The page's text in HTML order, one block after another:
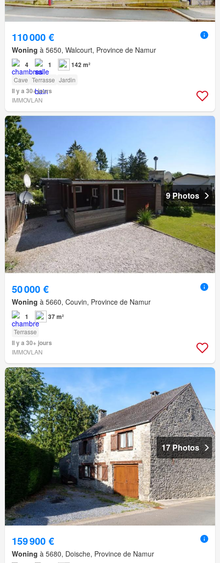
110 000 €
Woning à 5650, Walcourt, Province de Namur
4 1 142 m²
Cave Terrasse Jardin
Il y a 30+ jours
IMMOVLAN
9 Photos
50 000 €
Woning à 5660, Couvin, Province de Namur
1 37 m²
Terrasse
Il y a 30+ jours
IMMOVLAN
17 Photos
159 900 €
Woning à 5680, Doische, Province de Namur